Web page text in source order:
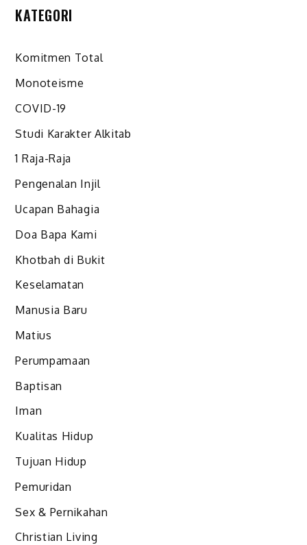
KATEGORI
Komitmen Total
Monoteisme
COVID-19
Studi Karakter Alkitab
1 Raja-Raja
Pengenalan Injil
Ucapan Bahagia
Doa Bapa Kami
Khotbah di Bukit
Keselamatan
Manusia Baru
Matius
Perumpamaan
Baptisan
Iman
Kualitas Hidup
Tujuan Hidup
Pemuridan
Sex & Pernikahan
Christian Living